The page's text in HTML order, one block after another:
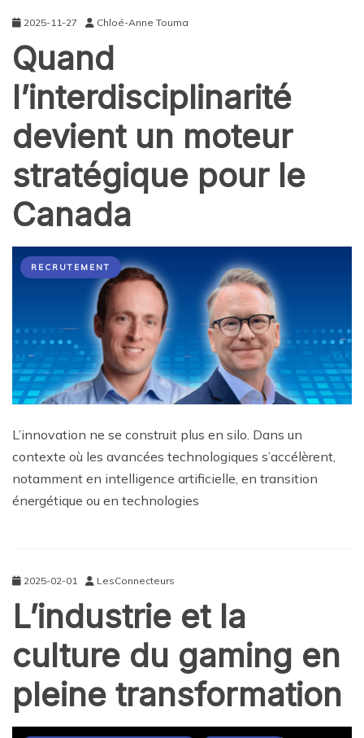
2025-11-27 Chloé-Anne Touma
Quand
l’interdisciplinarité
devient un moteur
stratégique pour le
Canada
RECRUTEMENT
L’innovation ne se construit plus en silo. Dans un
contexte où les avancées technologiques s’accélèrent,
notamment en intelligence artificielle, en transition
énergétique ou en technologies
2025-02-01 LesConnecteurs
L’industrie et la
culture du gaming en
pleine transformation